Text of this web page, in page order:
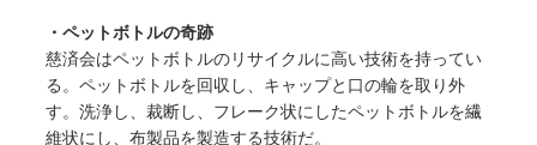
・ペットボトルの奇跡
慈済会はペットボトルのリサイクルに高い技術を持ってい
る。ペットボトルを回収し、キャップと口の輪を取り外
す。洗浄し、裁断し、フレーク状にしたペットボトルを繊
維状にし、布製品を製造する技術だ。